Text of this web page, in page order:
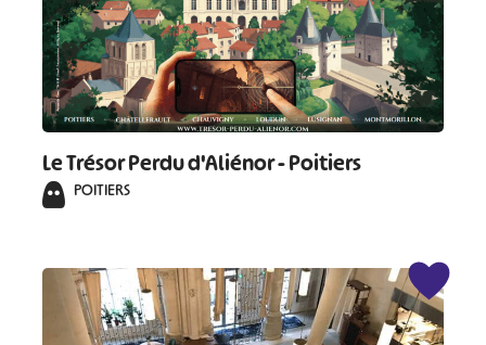
Le Trésor Perdu d'Aliénor - Poitiers
POITIERS